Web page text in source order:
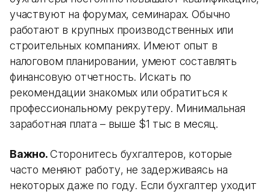
участвуют на форумах, семинарах. Обычно
работают в крупных производственных или
строительных компаниях. Имеют опыт в
налоговом планировании, умеют составлять
финансовую отчетность. Искать по
рекомендации знакомых или обратиться к
профессиональному рекрутеру. Минимальная
заработная плата – выше $1 тыс в месяц.
Важно.Сторонитесь бухгалтеров, которые
часто меняют работу, не задерживаясь на
некоторых даже по году. Если бухгалтер уходит